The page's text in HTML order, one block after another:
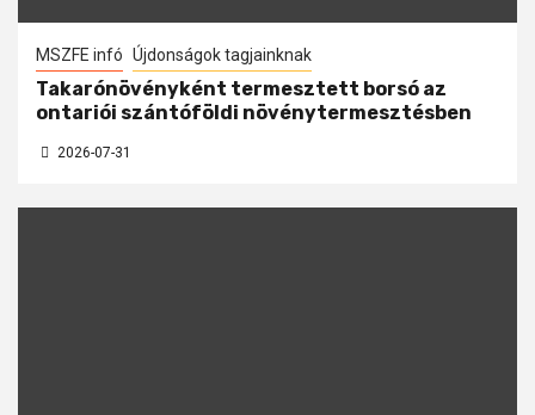
MSZFE infó Újdonságok tagjainknak
Takarónövényként termesztett borsó az
ontariói szántóföldi növénytermesztésben
2026-07-31